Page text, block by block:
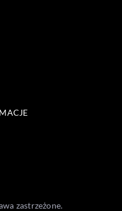
zastrzeżone.